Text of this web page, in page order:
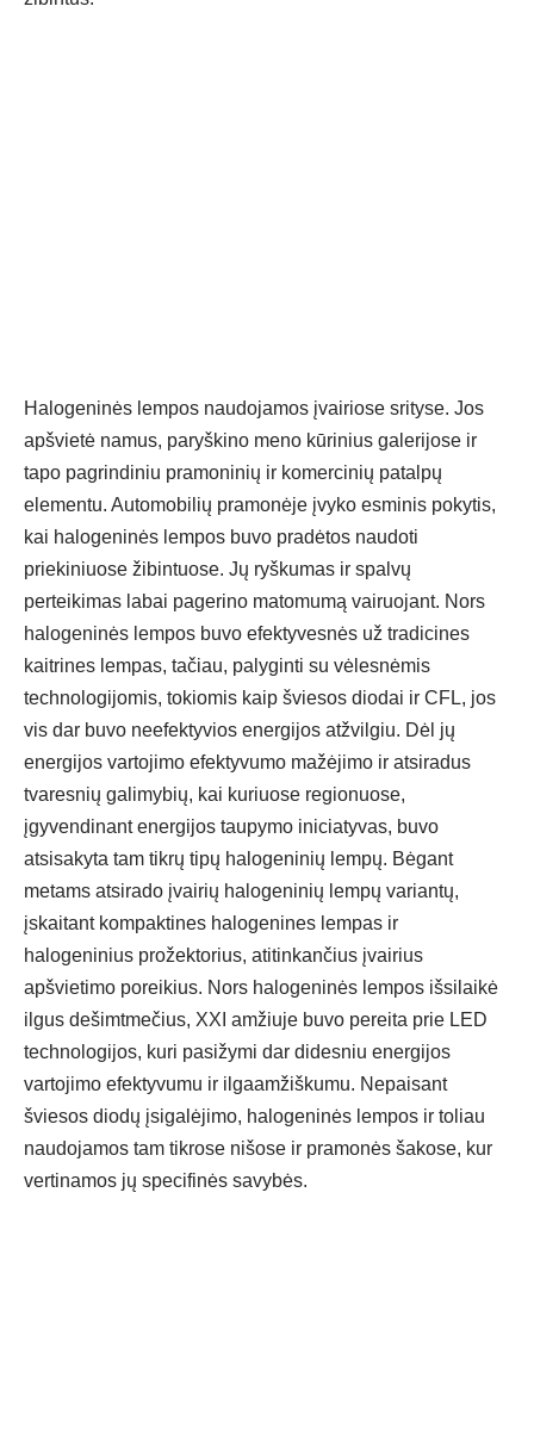
Halogeninės lempos naudojamos įvairiose srityse. Jos
apšvietė namus, paryškino meno kūrinius galerijose ir
tapo pagrindiniu pramoninių ir komercinių patalpų
elementu. Automobilių pramonėje įvyko esminis pokytis,
kai halogeninės lempos buvo pradėtos naudoti
priekiniuose žibintuose. Jų ryškumas ir spalvų
perteikimas labai pagerino matomumą vairuojant. Nors
halogeninės lempos buvo efektyvesnės už tradicines
kaitrines lempas, tačiau, palyginti su vėlesnėmis
technologijomis, tokiomis kaip šviesos diodai ir CFL, jos
vis dar buvo neefektyvios energijos atžvilgiu. Dėl jų
energijos vartojimo efektyvumo mažėjimo ir atsiradus
tvaresnių galimybių, kai kuriuose regionuose,
įgyvendinant energijos taupymo iniciatyvas, buvo
atsisakyta tam tikrų tipų halogeninių lempų. Bėgant
metams atsirado įvairių halogeninių lempų variantų,
įskaitant kompaktines halogenines lempas ir
halogeninius prožektorius, atitinkančius įvairius
apšvietimo poreikius. Nors halogeninės lempos išsilaikė
ilgus dešimtmečius, XXI amžiuje buvo pereita prie LED
technologijos, kuri pasižymi dar didesniu energijos
vartojimo efektyvumu ir ilgaamžiškumu. Nepaisant
šviesos diodų įsigalėjimo, halogeninės lempos ir toliau
naudojamos tam tikrose nišose ir pramonės šakose, kur
vertinamos jų specifinės savybės.